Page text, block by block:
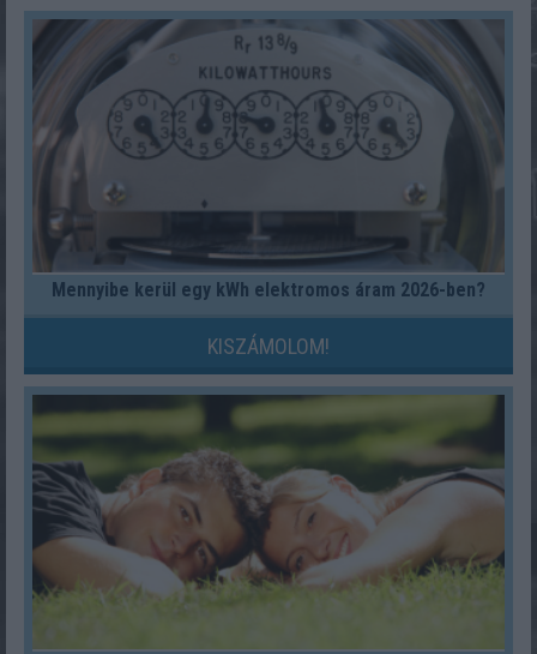
Mennyibe kerül egy kWh elektromos áram 2026-ben?
KISZÁMOLOM!